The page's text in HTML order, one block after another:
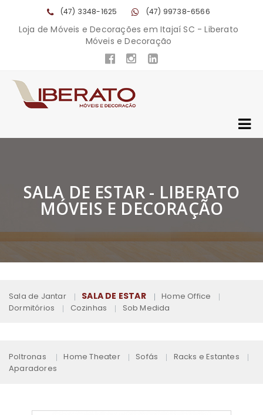
(47) 3348-1625 (47) 99738-6566
Loja de Móveis e Decorações em Itajaí SC - Liberato
Móveis e Decoração
SALA DE ESTAR - LIBERATO
MÓVEIS E DECORAÇÃO
Sala de Jantar SALA DE ESTAR
Home Office
Dormitórios
Cozinhas Sob Medida
Poltronas Home Theater Sofás
Racks e Estantes
Aparadores